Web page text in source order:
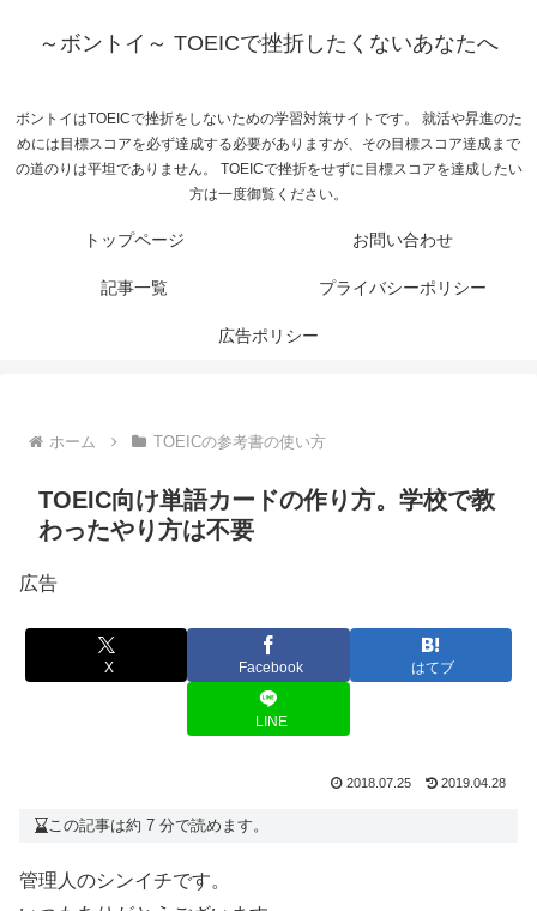
～ボントイ～ TOEICで挫折したくないあなたへ
ボントイはTOEICで挫折をしないための学習対策サイトです。 就活や昇進のた
めには目標スコアを必ず達成する必要がありますが、その目標スコア達成まで
の道のりは平坦でありません。 TOEICで挫折をせずに目標スコアを達成したい
方は一度御覧ください。
トップページ お問い合わせ
記事一覧 プライバシーポリシー
広告ポリシー
ホーム TOEICの参考書の使い方
TOEIC向け単語カードの作り方。学校で教
わったやり方は不要
広告
X Facebook はてブ
LINE
2018.07.25 2019.04.28
この記事は約 7 分で読めます。
管理人のシンイチです。